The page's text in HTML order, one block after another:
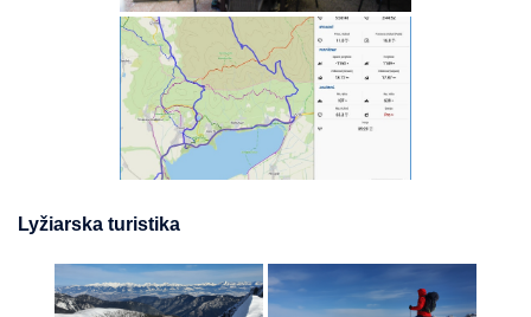
Lyžiarska turistika